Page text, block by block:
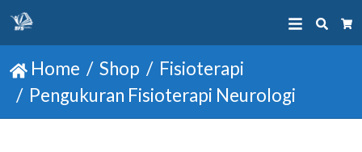
Search
Home Shop
Fisioterapi
Pengukuran Fisioterapi Neurologi